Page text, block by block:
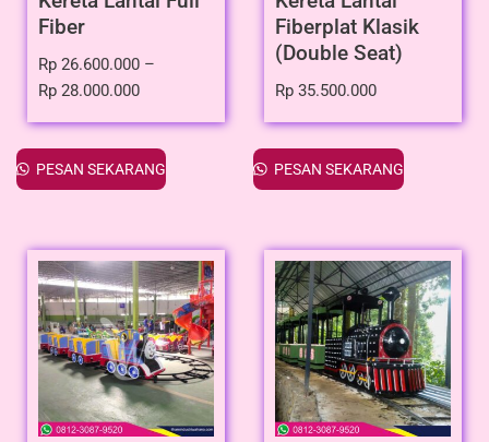
Fiber
Rp 26.600.000 –
Rp 28.000.000
PESAN SEKARANG
Fiberplat Klasik
(Double Seat)
Rp 35.500.000
PESAN SEKARANG